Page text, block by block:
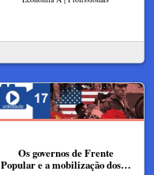
Os governos de Frente
Popular e a mobilização dos…